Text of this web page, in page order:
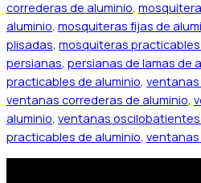
correderas de aluminio,
aluminio, mosquiteras fijas de
plisadas, mosquiteras
persianas, persianas de lamas de
practicables de aluminio,
ventanas correderas de aluminio,
aluminio, ventanas oscilobatientes
practicables de aluminio, ventanas